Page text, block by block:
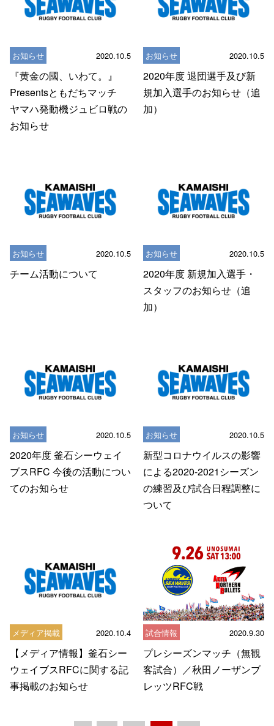
お知らせ 2020.10.5
『黄金の國、いわて。』
Presentsともだちマッチ
ヤマハ発動機ジュビロ戦の
お知らせ
お知らせ 2020.10.5
2020年度 退団選手及び新
規加入選手のお知らせ（追
加）
お知らせ 2020.10.5
チーム活動について
お知らせ 2020.10.5
2020年度 新規加入選手・
スタッフのお知らせ（追
加）
お知らせ 2020.10.5
2020年度 釜石シーウェイ
ブスRFC 今後の活動につい
てのお知らせ
お知らせ 2020.10.5
新型コロナウイルスの影響
による2020-2021シーズン
の練習及び試合日程調整に
ついて
メディア掲載 2020.10.4
【メディア情報】釜石シー
ウェイブスRFCに関する記
事掲載のお知らせ
試合情報 2020.9.30
プレシーズンマッチ（無観
客試合）／秋田ノーザンブ
レッツRFC戦